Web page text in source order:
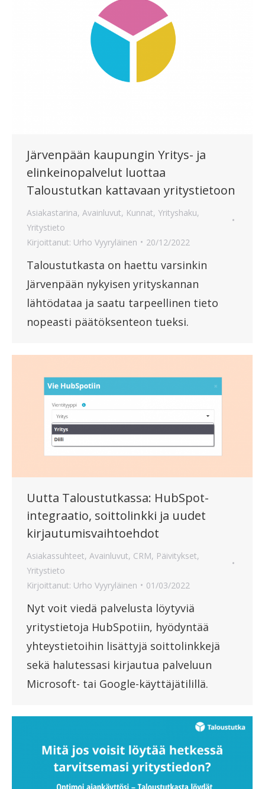
Järvenpään kaupungin Yritys- ja
elinkeinopalvelut luottaa
Taloustutkan kattavaan yritystietoon
Asiakastarina, Avainluvut, Kunnat, Yrityshaku,
Yritystieto
Kirjoittanut: Urho Vyyryläinen 20/12/2022
Taloustutkasta on haettu varsinkin
Järvenpään nykyisen yrityskannan
lähtödataa ja saatu tarpeellinen tieto
nopeasti päätöksenteon tueksi.
Uutta Taloustutkassa: HubSpot-
integraatio, soittolinkki ja uudet
kirjautumisvaihtoehdot
Asiakassuhteet, Avainluvut, CRM, Päivitykset,
Yritystieto
Kirjoittanut: Urho Vyyryläinen 01/03/2022
Nyt voit viedä palvelusta löytyviä
yritystietoja HubSpotiin, hyödyntää
yhteystietoihin lisättyjä soittolinkkejä
sekä halutessasi kirjautua palveluun
Microsoft- tai Google-käyttäjätilillä.